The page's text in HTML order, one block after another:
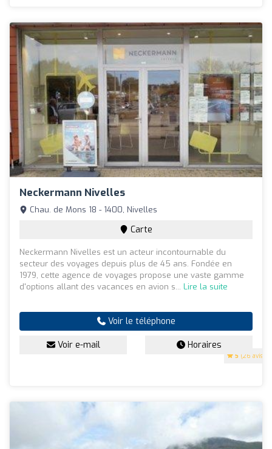
Neckermann Nivelles
5 (26 avis)
Chau. de Mons 18 - 1400, Nivelles
Carte
Neckermann Nivelles est un acteur incontournable du
secteur des voyages depuis plus de 45 ans. Fondée en
1979, cette agence de voyages propose une vaste gamme
d'options allant des vacances en avion s... Lire la suite
Voir le téléphone
Voir e-mail Horaires